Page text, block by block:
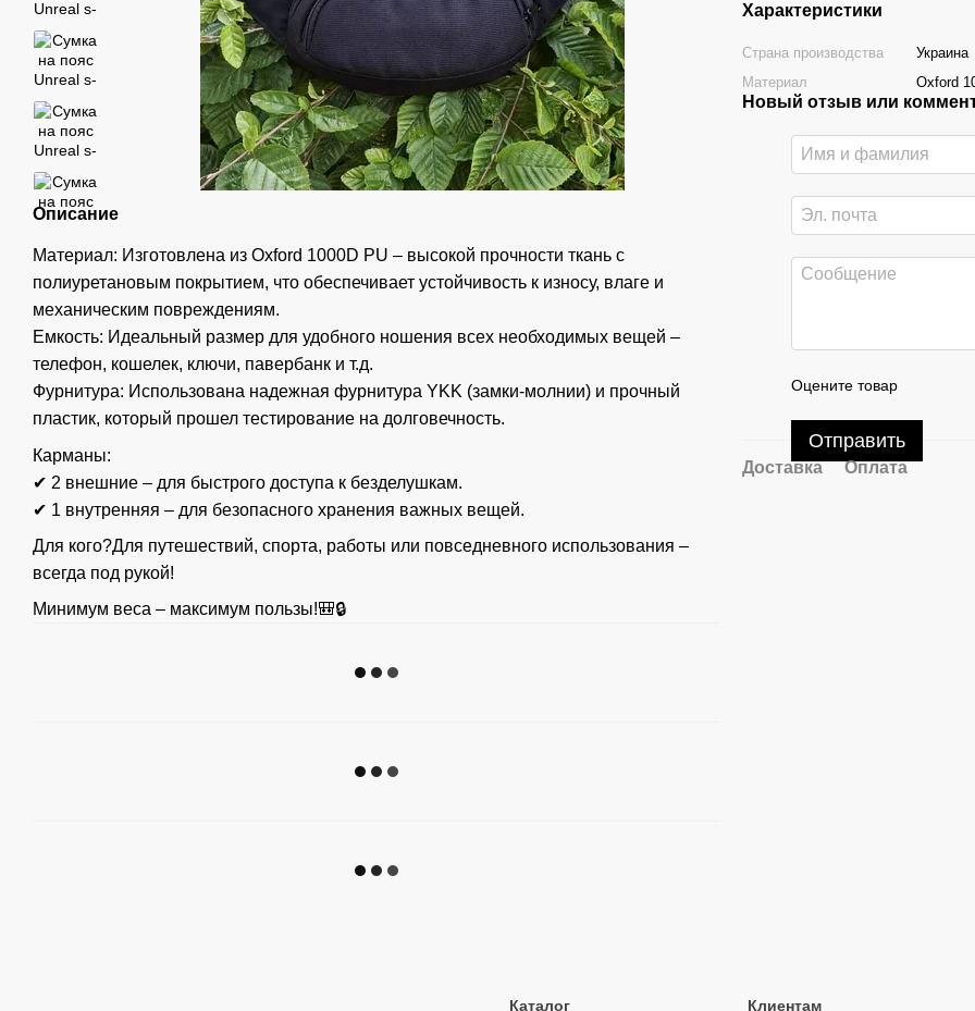
Описание
Материал: Изготовлена из Oxford 1000D PU – высокой прочности ткань с
полиуретановым покрытием, что обеспечивает устойчивость к износу, влаге и
механическим повреждениям.
Емкость: Идеальный размер для удобного ношения всех необходимых вещей –
телефон, кошелек, ключи, павербанк и т.д.
Фурнитура: Использована надежная фурнитура YKK (замки-молнии) и прочный
пластик, который прошел тестирование на долговечность.
Карманы:
✔ 2 внешние – для быстрого доступа к безделушкам.
✔ 1 внутренняя – для безопасного хранения важных вещей.
Для кого?Для путешествий, спорта, работы или повседневного использования –
всегда под рукой!
Минимум веса – максимум пользы!🎒🔒
Характеристики
Страна производства
Украина
Материал
Oxford
Новый отзыв или
Оцените товар
Отправить
Доставка Оплата
Каталог Клиентам